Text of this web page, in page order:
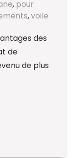
, pour
,voile
des
de
de plus